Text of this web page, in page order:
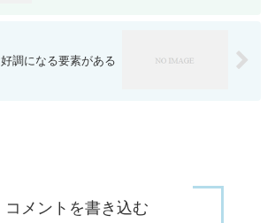
調になる要素がある
コメントを書き込む